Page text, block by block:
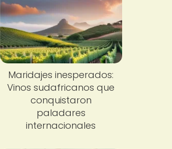
Maridajes inesperados:
Vinos sudafricanos que
conquistaron
paladares
internacionales